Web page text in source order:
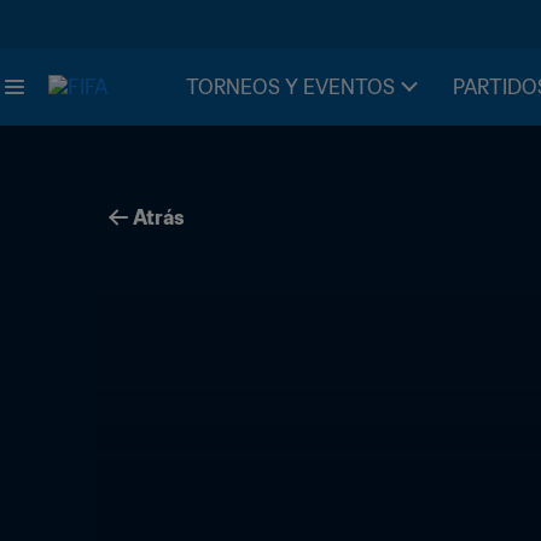
TORNEOS Y EVENTOS
Atrás